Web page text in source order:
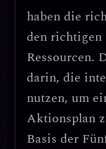
haben die
den richtigen
Ressourcen.
darin, die
nutzen, um
Aktionsplan
Basis der